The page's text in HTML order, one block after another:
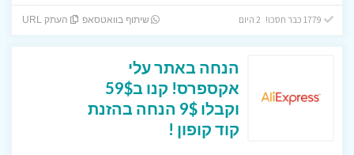
שיתוף בוואטסאפ העתק URL
הנחה באתר עלי
אקספרס! קנו ב59$
וקבלו 9$ הנחה בהזנת
קוד קופון !